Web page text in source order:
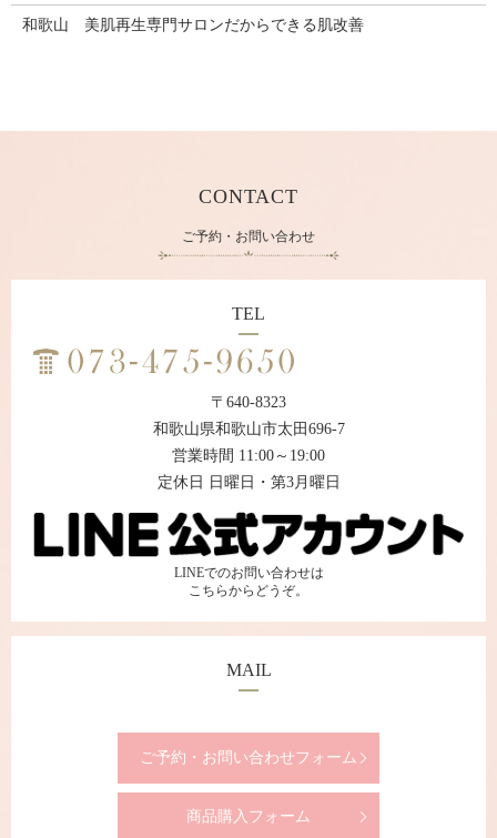
和歌山 美肌再生専門サロンだからできる肌改善
CONTACT
ご予約・お問い合わせ
TEL
〒640-8323
和歌山県和歌山市太田696-7
営業時間 11:00～19:00
定休日 日曜日・第3月曜日
LINEでのお問い合わせは
こちらからどうぞ。
MAIL
ご予約・お問い合わせフォーム
商品購入フォーム